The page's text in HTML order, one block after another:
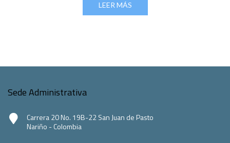
LEER MÁS
Sede Administrativa
Carrera 20 No. 19B-22 San Juan de Pasto
Nariño - Colombia